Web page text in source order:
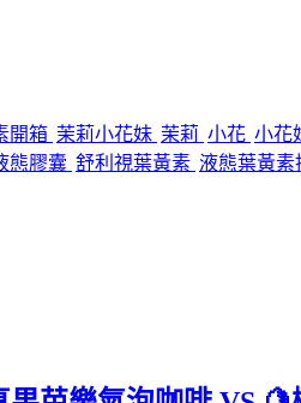
開箱 茉莉小花妹 茉莉 小花 小花
態膠囊 舒利視葉黃素 液態葉黃素